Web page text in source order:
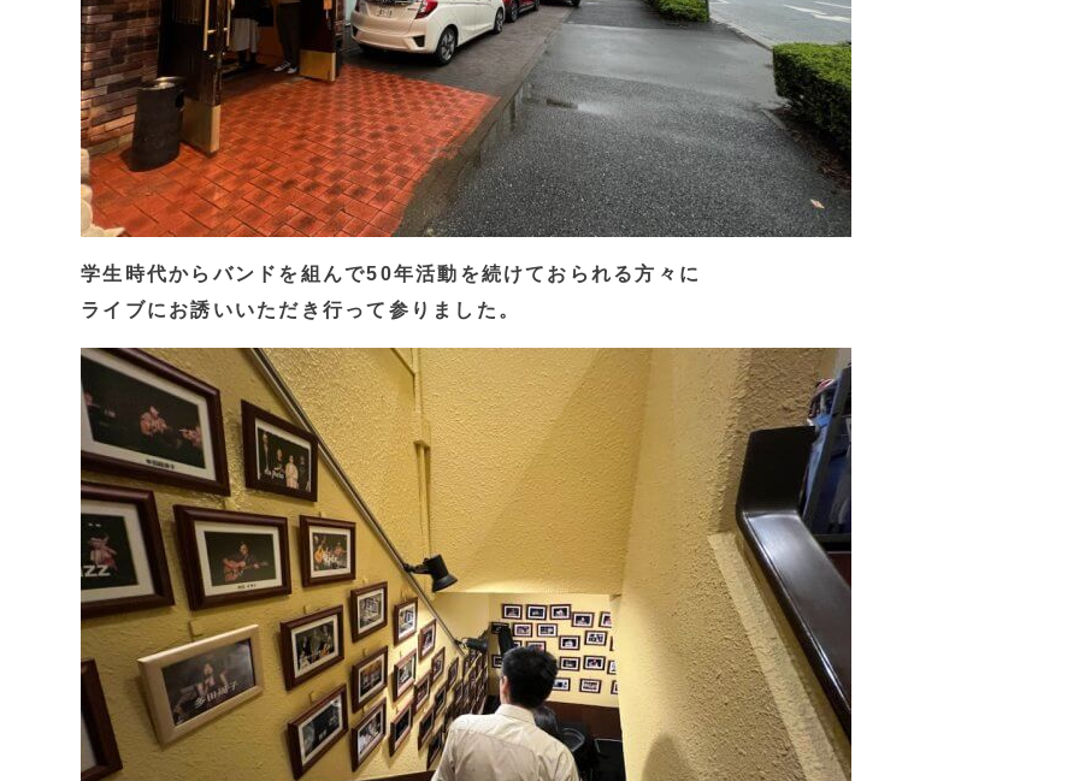
学生時代からバンドを組んで50年活動を続けておられる方々に
ライブにお誘いいただき行って参りました。